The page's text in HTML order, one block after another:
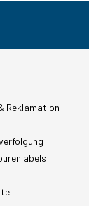
Reklamation